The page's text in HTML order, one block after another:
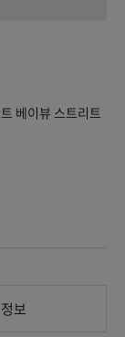
베이뷰 스트리트
정보